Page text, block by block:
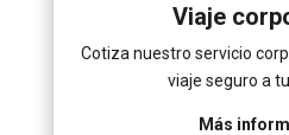
Viaje
Cotiza nuestro servicio
viaje seguro a
Más